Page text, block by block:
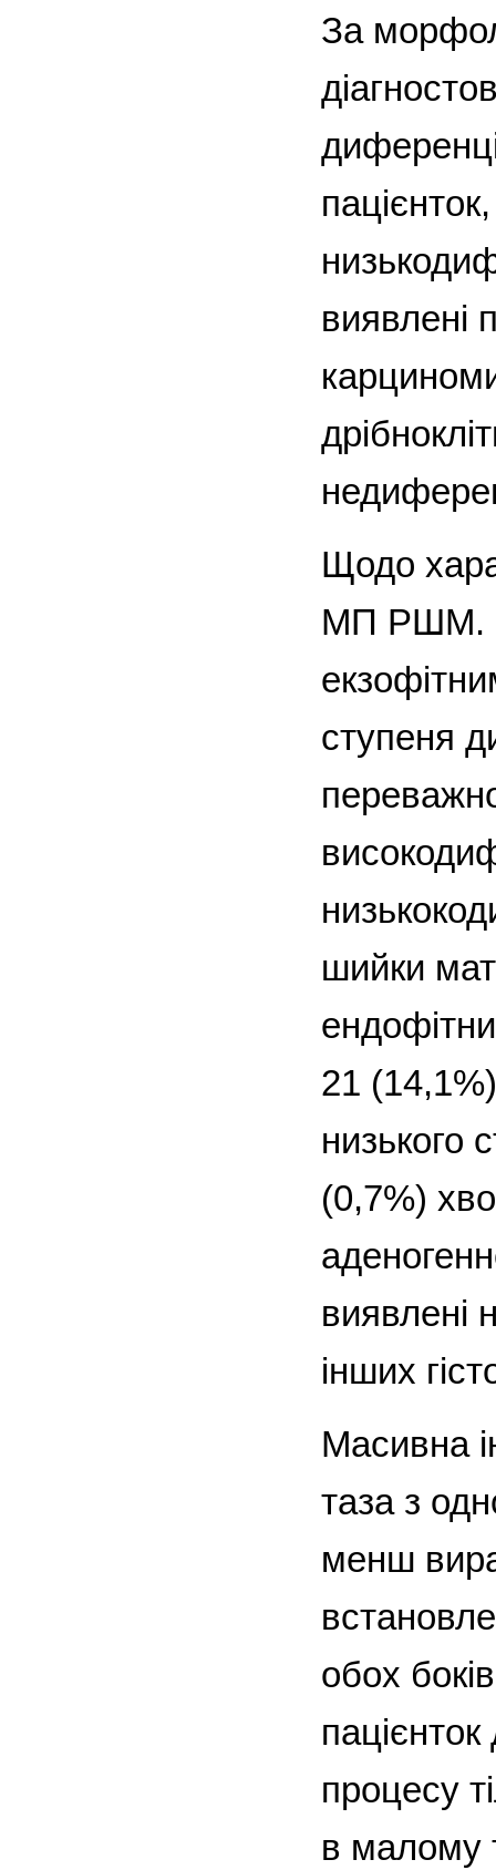
За
виявлені
Щодо
МП РШМ.
ступеня
шийки
21
низького
(0,7%)
виявлені
інших
Масивна
таза з
менш
обох
процесу
в малому